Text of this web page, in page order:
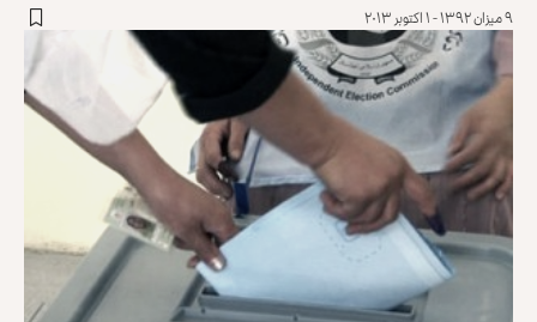
۹ میزان ۱۳۹۲ - ۱ اکتوبر ۲۰۱۳